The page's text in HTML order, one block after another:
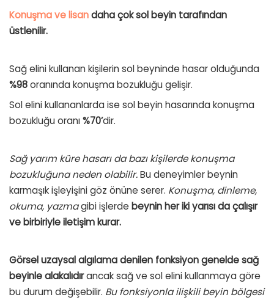
Konuşma ve lisandaha çok sol beyin tarafından
üstlenilir.
Sağ elini kullanan kişilerin sol beyninde hasar olduğunda
%98oranında konuşma bozukluğu gelişir.
Sol elini kullananlarda ise sol beyin hasarında konuşma
bozukluğu oranı%70’dir.
Sağ yarım küre hasarı da bazı kişilerde konuşma
bozukluğuna neden olabilir.Bu deneyimler beynin
karmaşık işleyişini göz önüne serer. Konuşma, dinleme,
okuma, yazmagibi işlerde beynin her iki yarısı da çalışır
ve birbiriyle iletişim kurar.
Görsel uzaysal algılama denilen fonksiyon genelde sağ
beyinle alakalıdırancak sağ ve sol elini kullanmaya göre
bu durum değişebilir. Bu fonksiyonla ilişkili beyin bölgesi